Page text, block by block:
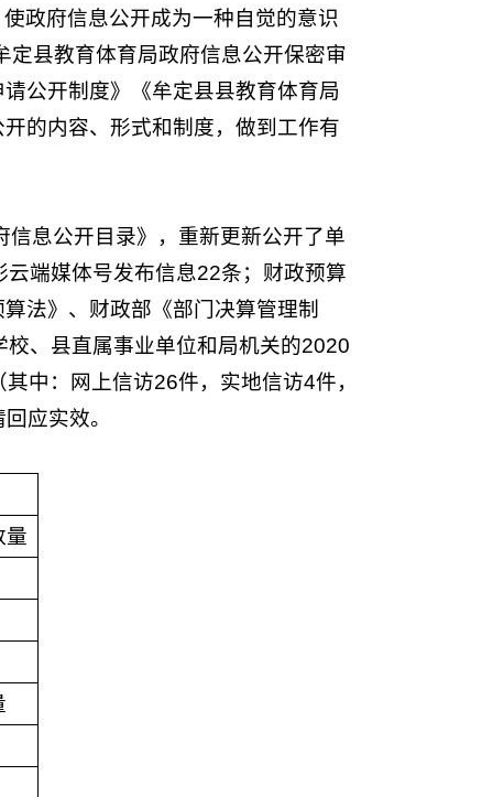
政府信息公开成为一种自觉的意识
县教育体育局政府信息公开保密审
公开制度》《牟定县县教育体育局
的内容、形式和制度，做到工作有
息公开目录》，重新更新公开了单
端媒体号发布信息22条；财政预算
法》、财政部《部门决算管理制
、县直属事业单位和局机关的2020
中：网上信访26件，实地信访4件，
应实效。
量